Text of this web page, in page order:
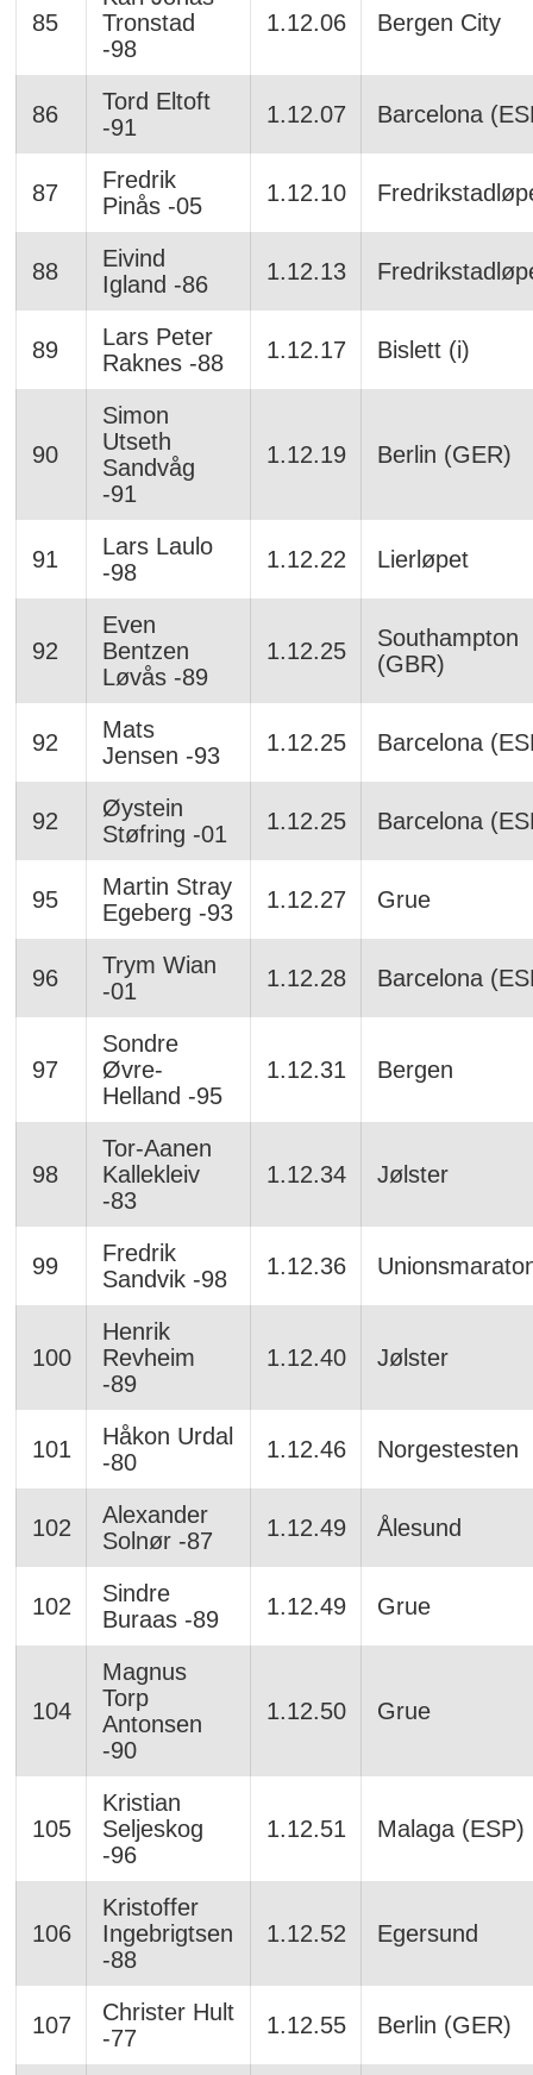
85
Tronstad
-98
1.12.06 Bergen City
86
Tord Eltoft
-91
1.12.07 Barcelona
87
Fredrik
Pinås -05
1.12.10
88
Eivind
Igland -86
1.12.13
89
Lars Peter
Raknes -88
1.12.17 Bislett (i)
90
Simon
Utseth
Sandvåg
-91
1.12.19 Berlin (GER)
91
Lars Laulo
-98
1.12.22 Lierløpet
92
Even
Bentzen
Løvås -89
1.12.25
Southampton
(GBR)
92
Mats
Jensen -93
1.12.25 Barcelona
92
Øystein
Støfring -01
1.12.25 Barcelona
95
Martin Stray
Egeberg -93
1.12.27 Grue
96
Trym Wian
-01
1.12.28 Barcelona
97
Sondre
Øvre-
Helland -95
1.12.31 Bergen
98
Tor-Aanen
Kallekleiv
-83
1.12.34 Jølster
99
Fredrik
Sandvik -98
1.12.36
100
Henrik
Revheim
-89
1.12.40 Jølster
101
Håkon Urdal
-80
1.12.46 Norgestesten
102
Alexander
Solnør -87
1.12.49 Ålesund
102
Sindre
Buraas -89
1.12.49 Grue
104
Magnus
Torp
Antonsen
-90
1.12.50 Grue
105
Kristian
Seljeskog
-96
1.12.51 Malaga (ESP)
106
Kristoffer
Ingebrigtsen
-88
1.12.52 Egersund
107
Christer Hult
-77
1.12.55 Berlin (GER)